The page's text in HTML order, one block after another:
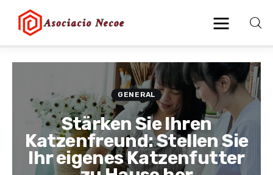
Business
Health
GENERAL
Stärken Sie Ihren
Katzenfreund: Stellen Sie
Ihr eigenes Katzenfutter